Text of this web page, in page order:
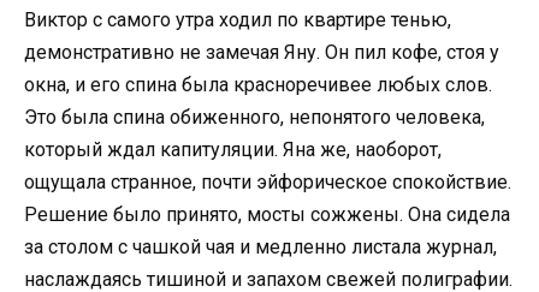
Виктор с самого утра ходил по квартире тенью,
демонстративно не замечая Яну. Он пил кофе, стоя у
окна, и его спина была красноречивее любых слов.
Это была спина обиженного, непонятого человека,
который ждал капитуляции. Яна же, наоборот,
ощущала странное, почти эйфорическое спокойствие.
Решение было принято, мосты сожжены. Она сидела
за столом с чашкой чая и медленно листала журнал,
наслаждаясь тишиной и запахом свежей полиграфии.